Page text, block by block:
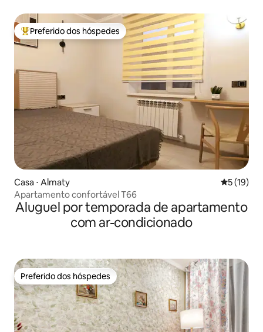
Entre os melhores preferidos dos hóspedes
Preferido dos hóspedes
Casa ⋅ Almaty 5 de uma
5 (19)
Apartamento confortável T66
Aluguel por temporada de apartamento
com ar-condicionado
Preferido dos hóspedes
Preferido dos hóspedes